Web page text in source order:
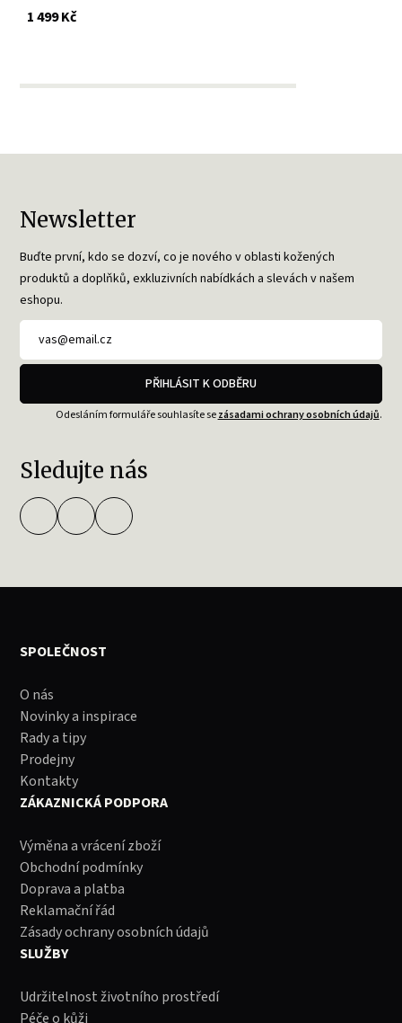
1 499 Kčs DPH
Newsletter
Buďte první, kdo se dozví, co je nového v oblasti kožených
produktů a doplňků, exkluzivních nabídkách a slevách v našem
eshopu.
PŘIHLÁSIT K ODBĚRU
Odesláním formuláře souhlasíte sezásadami ochrany osobních údajů.
Sledujte nás
SPOLEČNOST
O nás
Novinky a inspirace
Rady a tipy
Prodejny
Kontakty
ZÁKAZNICKÁ PODPORA
Výměna a vrácení zboží
Obchodní podmínky
Doprava a platba
Reklamační řád
Zásady ochrany osobních údajů
SLUŽBY
Udržitelnost životního prostředí
Péče o kůži